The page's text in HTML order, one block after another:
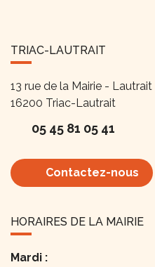
TRIAC-LAUTRAIT
13 rue de la Mairie - Lautrait
16200 Triac-Lautrait
05 45 81 05 41
Contactez-nous
HORAIRES DE LA MAIRIE
Mardi :